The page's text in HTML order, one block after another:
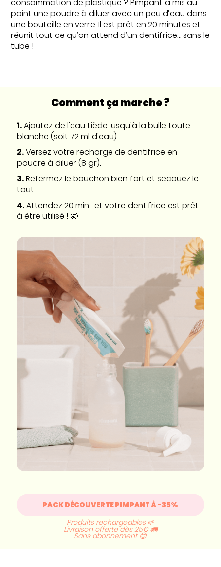
consommation de plastique ? Pimpant a mis au
point une poudre à diluer avec un peu d’eau dans
une bouteille en verre. Il est prêt en 20 minutes et
réunit tout ce qu’on attend d’un dentifrice… sans le
tube !
Comment ça marche ?
1.Ajoutez de l'eau tiède jusqu'à la bulle toute
blanche (soit 72 ml d'eau).
2.Versez votre recharge de dentifrice en
poudre à diluer (8 gr).
3.Refermez le bouchon bien fort et secouez le
tout.
4.Attendez 20 min... et votre dentifrice est prêt
à être utilisé ! 🤩
PACK DÉCOUVERTE PIMPANT À -35%
Produits rechargeables 🌱
Livraison offerte dès 25€ 🚛
Sans abonnement 😊